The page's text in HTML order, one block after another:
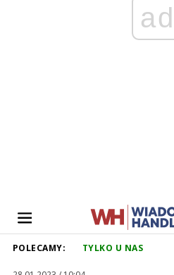
ad
POLECAMY: TYLKO U NAS